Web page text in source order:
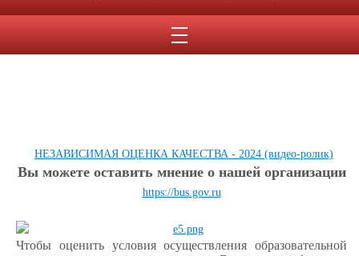
НЕЗАВИСИМАЯ ОЦЕНКА КАЧЕСТВА - 2024 (видео-ролик)
Вы можете оставить мнение о нашей организации
https://bus.gov.ru
Чтобы оценить условия осуществления образовательной